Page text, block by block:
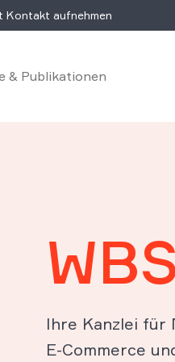
aufnehmen
& Publikationen
Ihre Kanzlei für
E-Commerce